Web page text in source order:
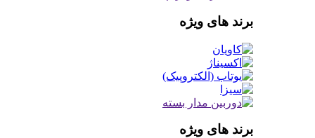
برند های ویژه
برند های ویژه